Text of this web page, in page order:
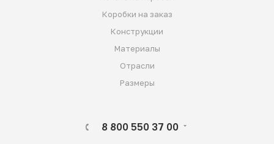
Коробки на заказ
Конструкции
Материалы
Отрасли
Размеры
8 800 550 37 00